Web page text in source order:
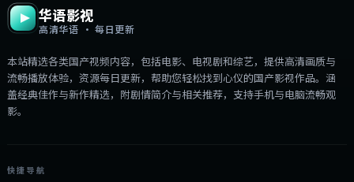
华语影视
高清华语 · 每日更新
本站精选各类国产视频内容，包括电影、电视剧和综艺，提供高清画质与
流畅播放体验，资源每日更新，帮助您轻松找到心仪的国产影视作品。涵
盖经典佳作与新作精选，附剧情简介与相关推荐，支持手机与电脑流畅观
影。
快捷导航